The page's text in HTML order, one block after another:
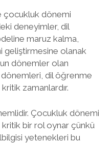
çocukluk dönemi
deneyimler, dil
maruz kalma,
geliştirmesine olanak
dönemler olan
dil öğrenme
zamanlardır.
Çocukluk dönemi
bir rol oynar çünkü
yetenekleri bu